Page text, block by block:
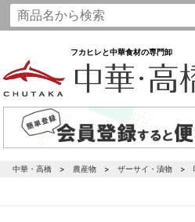
フカヒレと中華食材の専門卸
中華・高橋 農産物 ザーサイ・漬物